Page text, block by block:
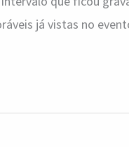
já vistas no